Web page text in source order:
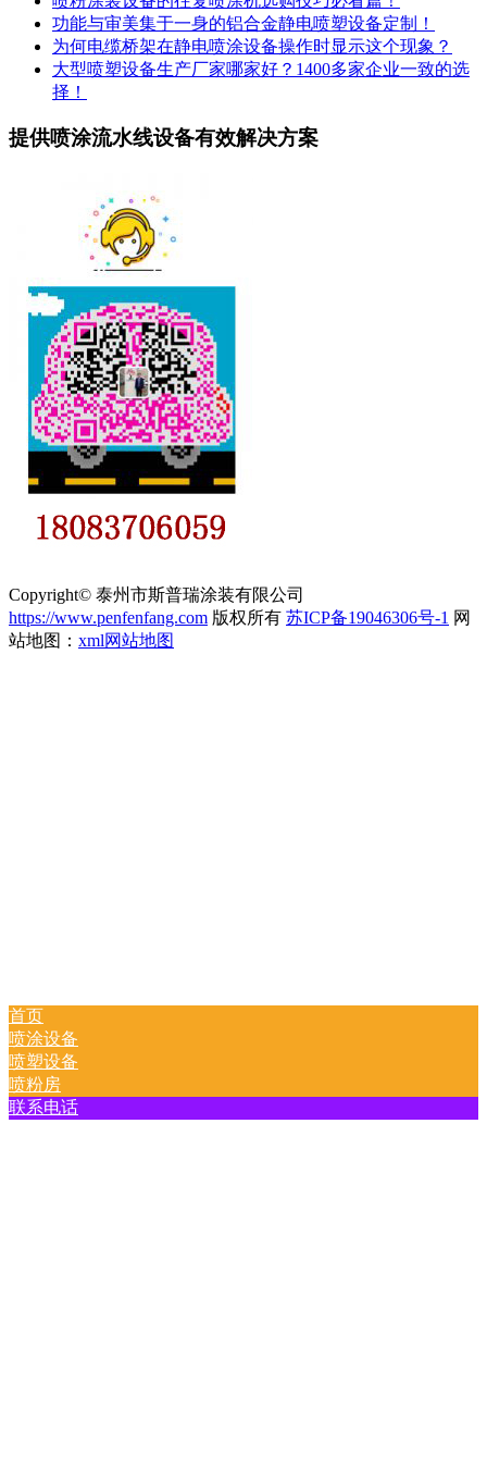
功能与审美集于一身的铝合金静电喷塑设备定制！
为何电缆桥架在静电喷涂设备操作时显示这个现象？
大型喷塑设备生产厂家哪家好？1400多家企业一致的选
择！
提供喷涂流水线设备有效解决方案
Copyright© 泰州市斯普瑞涂装有限公司
https://www.penfenfang.com 版权所有 苏ICP备19046306号-1 网
站地图： xml网站地图
首页
喷涂设备
喷塑设备
喷粉房
联系电话